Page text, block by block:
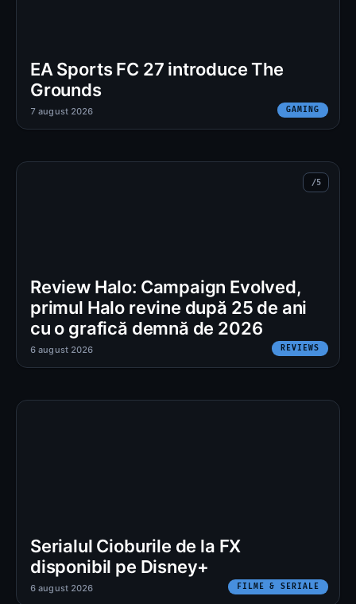
EA Sports FC 27 introduce The
Grounds
GAMING
7 august 2026
Review Halo: Campaign Evolved,
primul Halo revine după 25 de ani
cu o grafică demnă de 2026
REVIEWS
6 august 2026
Serialul Cioburile de la FX
disponibil pe Disney+
FILME & SERIALE
6 august 2026